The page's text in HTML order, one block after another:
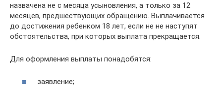
назвачена не с месяца усыновления, а только за 12
месяцев, предшествующих обращению. Выплачивается
до достижения ребенком 18 лет, если не не наступят
обстоятельства, при которых выплата прекращается.
Для оформления выплаты понадобятся:
заявление;